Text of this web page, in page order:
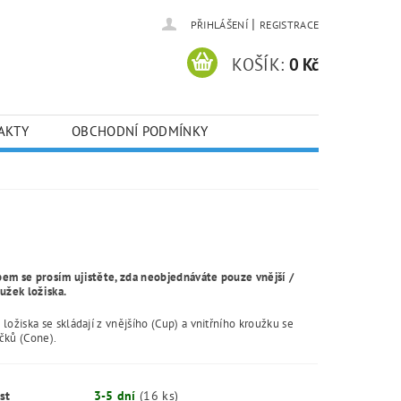
PŘIHLÁŠENÍ | REGISTRACE
KOŠÍK: 0 Kč
OBCHODNÍ PODMÍNKY
se prosím ujistěte, zda neobjednáváte pouze vnější /
ložiska.
se skládají z vnějšího (Cup) a vnitřního kroužku se
(Cone).
3-5 dní(16 ks)